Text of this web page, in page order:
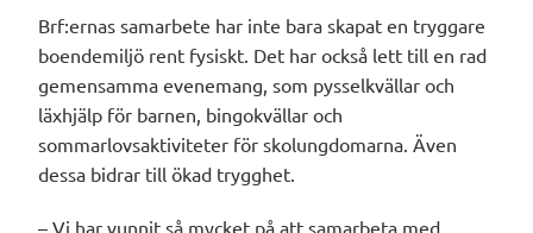
Brf:ernas samarbete har inte bara skapat en tryggare
boendemiljö rent fysiskt. Det har också lett till en rad
gemensamma evenemang, som pysselkvällar och
läxhjälp för barnen, bingokvällar och
sommarlovsaktiviteter för skolungdomarna. Även
dessa bidrar till ökad trygghet.
– Vi har vunnit så mycket på att samarbeta med